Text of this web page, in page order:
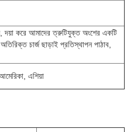
করে আমাদের ত্রুটিযুক্ত অংশের একটি
চার্জ ছাড়াই প্রতিস্থাপন পাঠাব,
এশিয়া